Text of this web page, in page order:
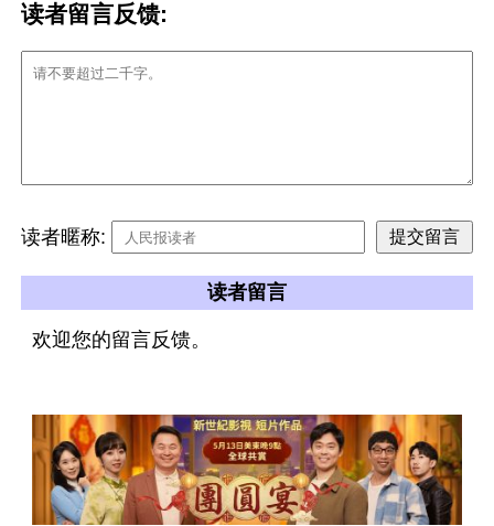
读者留言反馈:
读者暱称:
读者留言
欢迎您的留言反馈。